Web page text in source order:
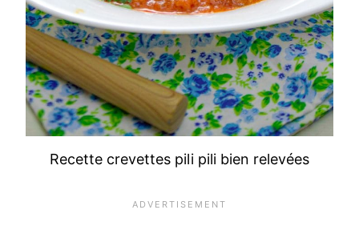
Recette crevettes pili pili bien relevées